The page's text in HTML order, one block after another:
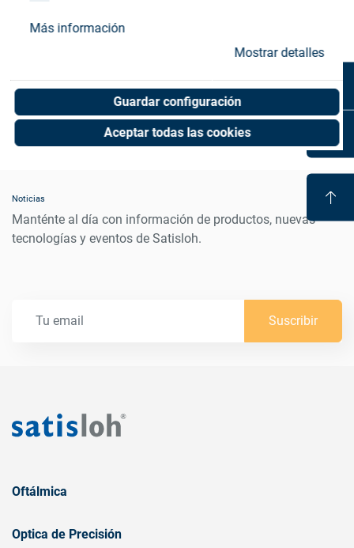
Más información
Mostrar detalles
Guardar configuración
Aceptar todas las cookies
P;polishing;SPS 55
Noticias
Manténte al día con información de productos, nuevas
tecnologías y eventos de Satisloh.
Suscribir
Oftálmica
Optica de Precisión